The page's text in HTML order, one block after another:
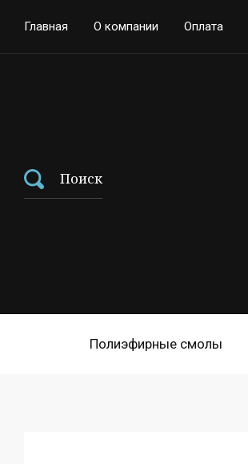
Главная О компании Оплата
Поиск
Полиэфирные смолы